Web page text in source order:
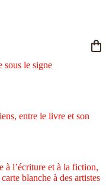
sous le signe
entre le livre et son
à l’écriture et à la fiction,
blanche à des artistes